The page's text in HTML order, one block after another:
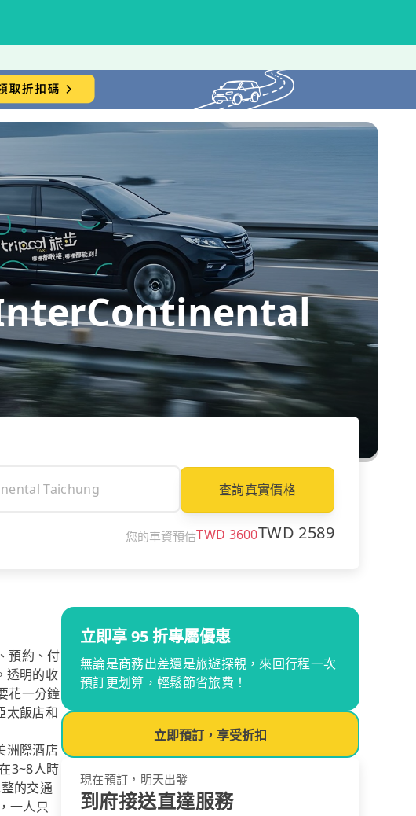
InterContinental
查詢真實價格
您的車資預估TWD3600TWD 2589
預約、付
透明的收
花一分鐘
太飯店和
洲際酒店
3~8人時
的交通
一人只
立即享 95 折專屬優惠
無論是商務出差還是旅遊探親，來回行程一次
預訂更划算，輕鬆節省旅費！
立即預訂，享受折扣
現在預訂，明天出發
到府接送直達服務